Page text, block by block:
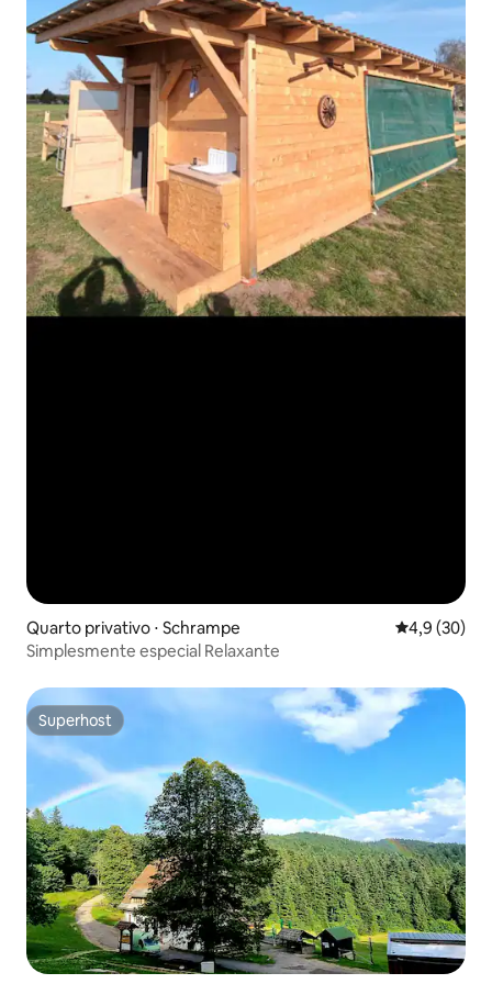
Quarto privativo ⋅ Schrampe 4,9 de uma
4,9 (30)
Simplesmente especial Relaxante
Superhost
Superhost